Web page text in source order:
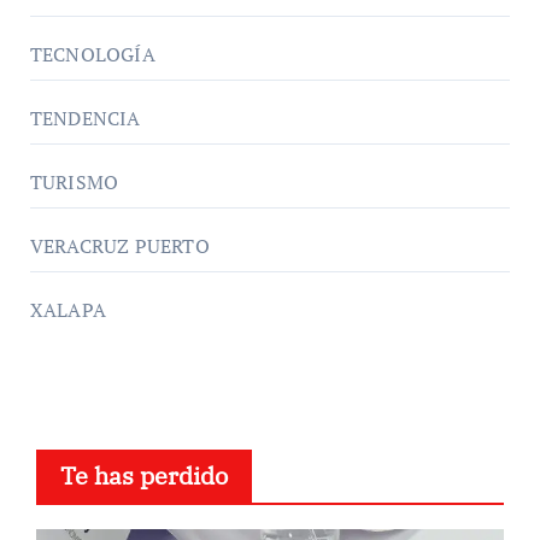
TECNOLOGÍA
TENDENCIA
TURISMO
VERACRUZ PUERTO
XALAPA
Te has perdido